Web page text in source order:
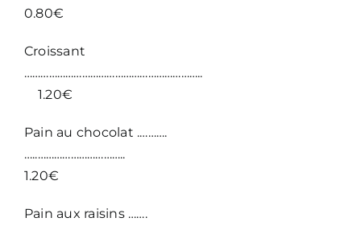
0.80€
Croissant
………………………………………………………..
1.20€
Pain au chocolat .……….
…..…………………………..
1.20€
Pain aux raisins …….